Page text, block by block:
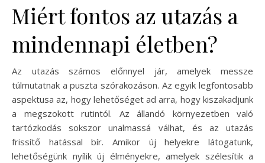
Miért fontos az utazás a
mindennapi életben?
Az utazás számos előnnyel jár, amelyek messze
túlmutatnak a puszta szórakozáson. Az egyik legfontosabb
aspektusa az, hogy lehetőséget ad arra, hogy kiszakadjunk
a megszokott rutintól. Az állandó környezetben való
tartózkodás sokszor unalmassá válhat, és az utazás
frissítő hatással bír. Amikor új helyekre látogatunk,
lehetőségünk nyílik új élményekre, amelyek szélesítik a